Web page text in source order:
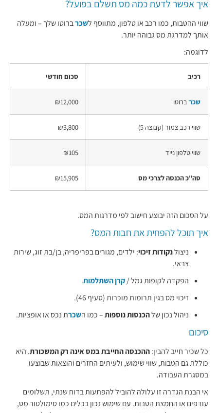
איך אפשר לדעת כמה מס תשלם בפועל?
שווי ההטבות, כמו רכב או טלפון, מתווסף ל שכרברוטו שלך – ומעלה
אותך למדרגת מס גבוהה יותר.
לדוגמה:
רכיב סכום חודשי
שכרברוטו ₪12,000
שווי רכב צמוד (קבוצה 5) ₪3,800
שווי טלפון נייד ₪105
סה"כ הכנסה לצרכי מס ₪15,905
על הסכום הזה יבוצע חישוב לפי מדרגות המס.
איך תוכל להפחית את חבות המס?
ניצולנקודות זיכוי: ילדים, מגורים בפריפריה, בן/בת זוג, שירות
צבאי.
הפקדה לקופות גמל /קרן השתלמות.
זיכוי מס בגין תרומות מוכרות (סעיף 46).
ניהול נכון שלהכנסות נוספות– כמו ה שכרת נכס או אופציות.
סיכום
כל שכיר חייב להבין:ההכנסה החייבת במס אינה רק המשכורת. היא
כוללת גם הטבות, שווי שימוש, ולעיתים החזרים והוצאות שבוצעו
במסגרת העבודה.
אי הבנת הגדרה זו עלולה להוביל להפתעות בדוח שנתי, תשלומים
עודפים או החמצת הטבות. עם שימוש נכון בכלים כמו סימולטור מס,